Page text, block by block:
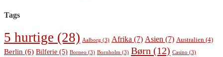
Tags
5 hurtige (28) Aalborg (3) Afrika (7) Asien (7) Australien (4)
Berlin (6) Bilferie (5) Borneo (3) Bornholm (3) Børn (12) Casino (3)